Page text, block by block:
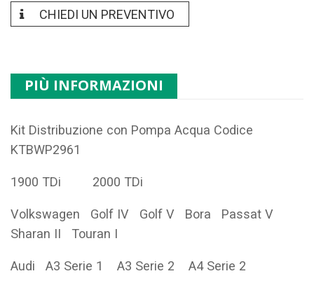
CHIEDI UN PREVENTIVO
PIÙ INFORMAZIONI
Kit Distribuzione con Pompa Acqua Codice
KTBWP2961
1900 TDi 2000 TDi
Volkswagen Golf IV Golf V Bora Passat V
Sharan II Touran I
Audi A3 Serie 1 A3 Serie 2 A4 Serie 2